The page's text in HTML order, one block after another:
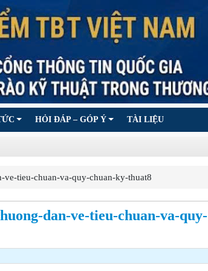
HỎI ĐÁP – GÓP Ý TÀI LIỆU
tieu-chuan-va-quy-chuan-ky-thuat8
dan-ve-tieu-chuan-va-quy-